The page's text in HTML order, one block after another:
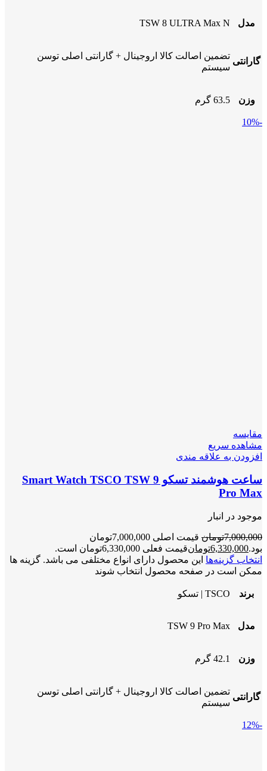
مدل TSW 8 ULTRA Max N
گارانتی
تضمین اصالت کالا اروجینال + گارانتی اصلی توسن
سیستم
وزن 63.5 گرم
-10%
مقایسه
مشاهده سریع
افزودن به علاقه مندی
ساعت هوشمند تسکو Smart Watch TSCO TSW 9
Pro Max
موجود در انبار
7,000,000تومان
قیمت اصلی 7,000,000تومان
بود.6,330,000تومانقیمت فعلی 6,330,000تومان است.
انتخاب گزینه‌ها این محصول دارای انواع مختلفی می باشد. گزینه ها
ممکن است در صفحه محصول انتخاب شوند
برند TSCO | تسکو
مدل TSW 9 Pro Max
وزن 42.1 گرم
گارانتی
تضمین اصالت کالا اروجینال + گارانتی اصلی توسن
سیستم
-12%